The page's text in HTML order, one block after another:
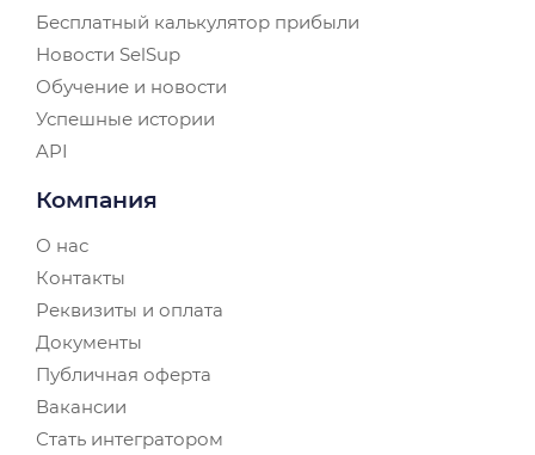
Бесплатный калькулятор прибыли
Новости SelSup
Обучение и новости
Успешные истории
API
Компания
О нас
Контакты
Реквизиты и оплата
Документы
Публичная оферта
Вакансии
Стать интегратором